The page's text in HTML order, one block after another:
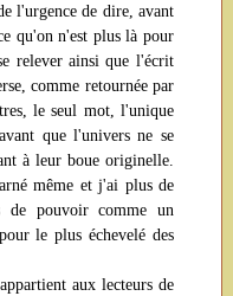
l'urgence de dire, avant
qu'on n'est plus là pour
relever ainsi que l'écrit
comme retournée par
le seul mot, l'unique
que l'univers ne se
à leur boue originelle.
même et j'ai plus de
de pouvoir comme un
le plus échevelé des
aux lecteurs de